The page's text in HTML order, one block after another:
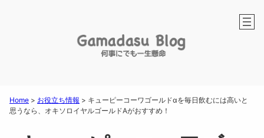
Home > お役立ち情報 > キューピーコーワゴールドαを毎日飲むには高いと
思うなら、オキソロイヤルゴールドAがおすすめ！